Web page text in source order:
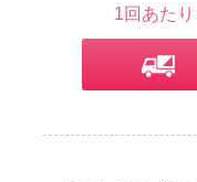
1回あた